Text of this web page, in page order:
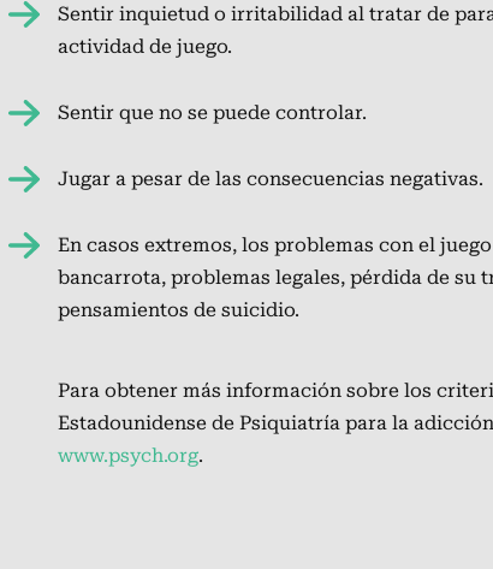
Sentir inquietud o irritabilidad al tratar de
actividad de juego.
Sentir que no se puede controlar.
Jugar a pesar de las consecuencias negativas.
En casos extremos, los problemas con el
bancarrota, problemas legales, pérdida de su
pensamientos de suicidio.
Para obtener más información sobre los
Estadounidense de Psiquiatría para la
www.psych.org.